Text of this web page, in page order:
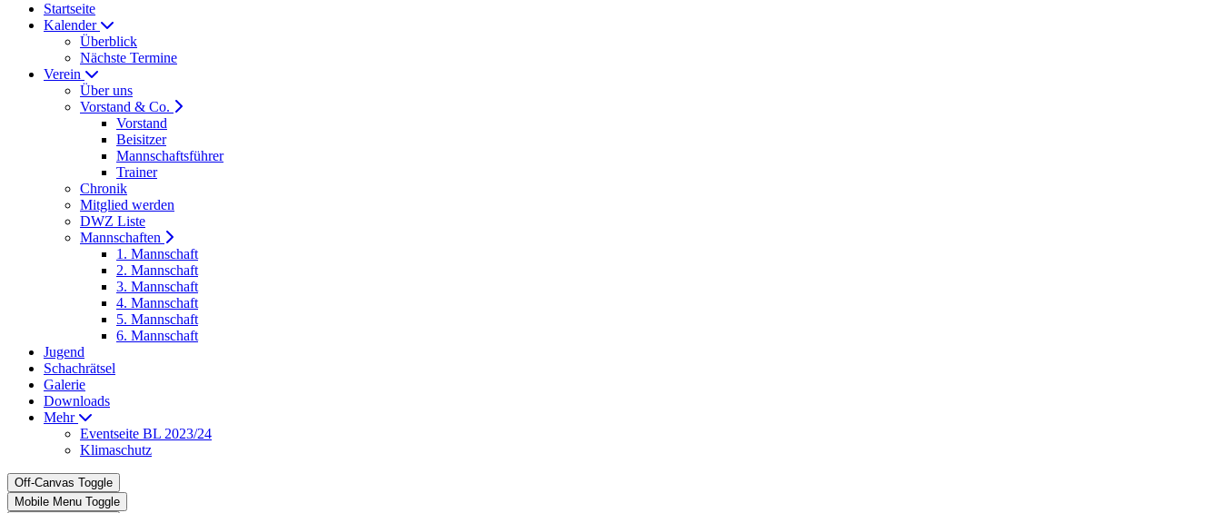
Startseite
Kalender
Überblick
Nächste Termine
Verein
Über uns
Vorstand & Co.
Vorstand
Beisitzer
Mannschaftsführer
Trainer
Chronik
Mitglied werden
DWZ Liste
Mannschaften
1. Mannschaft
2. Mannschaft
3. Mannschaft
4. Mannschaft
5. Mannschaft
6. Mannschaft
Jugend
Schachrätsel
Galerie
Downloads
Mehr
Eventseite BL 2023/24
Klimaschutz
Off-Canvas Toggle
Mobile Menu Toggle